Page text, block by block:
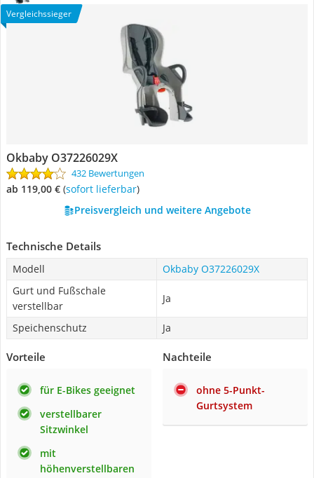
Vergleichssieger
Okbaby O37226029X
432 Bewertungen
ab 119,00 € ( Sofort lieferbar)
Preisvergleich und weitere Angebote
Technische Details
Modell
Okbaby O37226029X
Gurt und Fußschale
verstellbar
Ja
Speichenschutz Ja
Vorteile
für E-Bikes geeignet
verstellbarer
Sitzwinkel
mit
höhenverstellbaren
Nachteile
ohne 5-Punkt-
Gurtsystem